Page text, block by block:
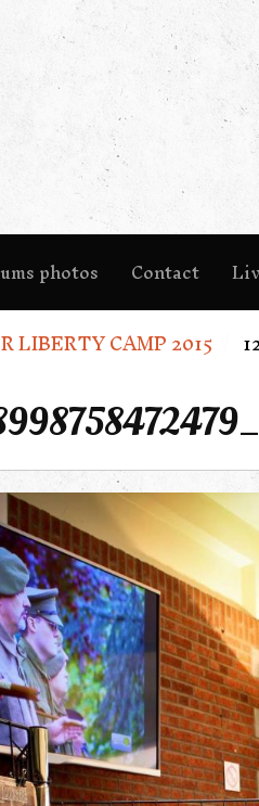
photos Contact
LIBERTY CAMP 2015